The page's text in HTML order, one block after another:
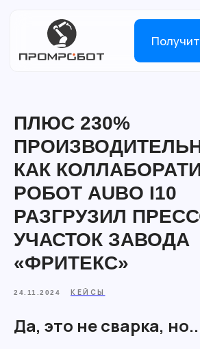
ПЛЮС 230%
КАК
РОБОТ AUBO I10
РАЗГРУЗИЛ
УЧАСТОК ЗАВОДА
«ФРИТЕКС»
24.11.2024 КЕЙСЫ
Да, это не сварка,